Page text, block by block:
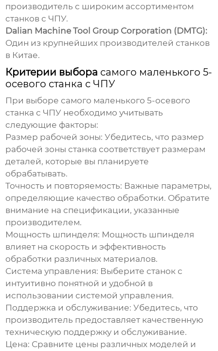
производитель с широким ассортиментом
станков с ЧПУ.
Dalian Machine Tool Group Corporation (DMTG):
Один из крупнейших производителей станков
в Китае.
Критерии выбора самого маленького 5-
осевого станка с ЧПУ
При выборе самого маленького 5-осевого
станка с ЧПУ необходимо учитывать
следующие факторы:
Размер рабочей зоны: Убедитесь, что размер
рабочей зоны станка соответствует размерам
деталей, которые вы планируете
обрабатывать.
Точность и повторяемость: Важные параметры,
определяющие качество обработки. Обратите
внимание на спецификации, указанные
производителем.
Мощность шпинделя: Мощность шпинделя
влияет на скорость и эффективность
обработки различных материалов.
Система управления: Выберите станок с
интуитивно понятной и удобной в
использовании системой управления.
Поддержка и обслуживание: Убедитесь, что
производитель предоставляет качественную
техническую поддержку и обслуживание.
Цена: Сравните цены различных моделей и